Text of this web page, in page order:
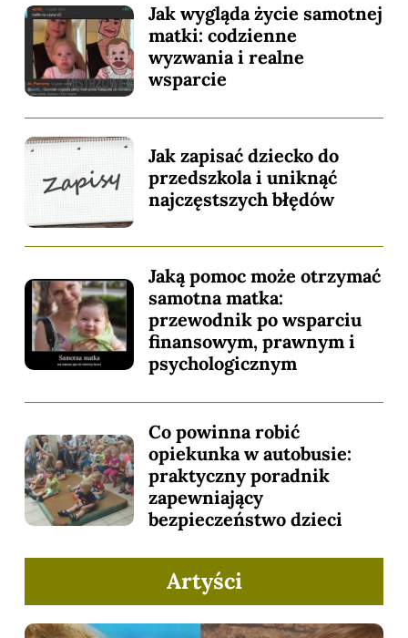
Jak wygląda życie samotnej
matki: codzienne
wyzwania i realne
wsparcie
Jak zapisać dziecko do
przedszkola i uniknąć
najczęstszych błędów
Jaką pomoc może otrzymać
samotna matka:
przewodnik po wsparciu
finansowym, prawnym i
psychologicznym
Co powinna robić
opiekunka w autobusie:
praktyczny poradnik
zapewniający
bezpieczeństwo dzieci
Artyści